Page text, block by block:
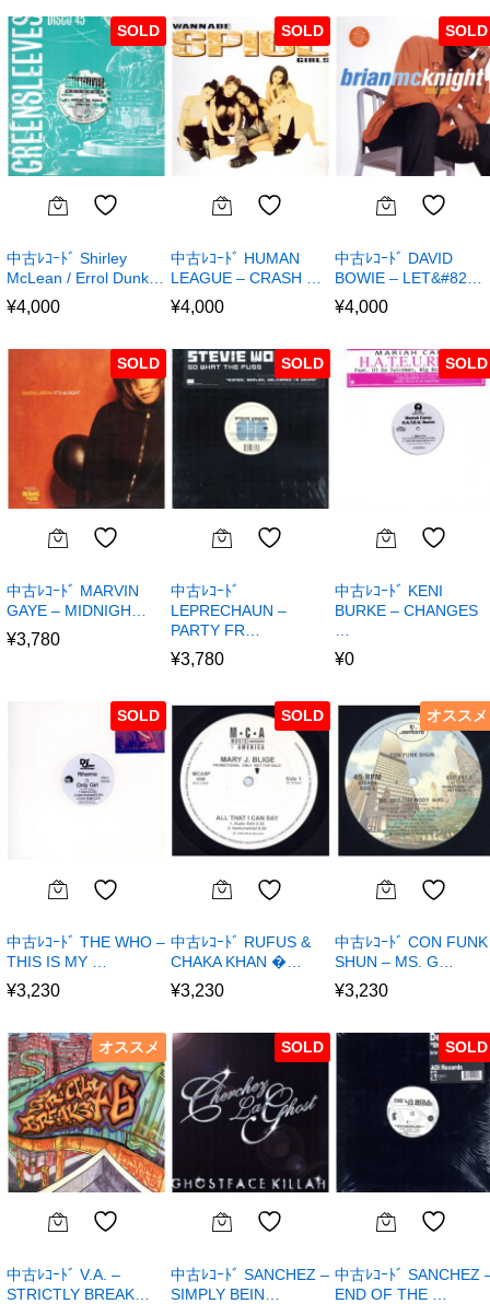
SOLD
中古ﾚｺｰﾄﾞ Shirley
McLean / Errol Dunk…
¥4,000
SOLD
中古ﾚｺｰﾄﾞ HUMAN
LEAGUE – CRASH …
¥4,000
SOLD
中古ﾚｺｰﾄﾞ DAVID
BOWIE – LET&#82…
¥4,000
SOLD
中古ﾚｺｰﾄﾞ MARVIN
GAYE – MIDNIGH…
¥3,780
SOLD
中古ﾚｺｰﾄﾞ
LEPRECHAUN –
PARTY FR…
¥3,780
SOLD
中古ﾚｺｰﾄﾞ KENI
BURKE – CHANGES
¥0
SOLD
中古ﾚｺｰﾄﾞ THE WHO –
THIS IS MY …
¥3,230
SOLD
中古ﾚｺｰﾄﾞ RUFUS &
CHAKA KHAN �…
¥3,230
オススメ
中古ﾚｺｰﾄﾞ CON FUNK
SHUN – MS. G…
¥3,230
オススメ
中古ﾚｺｰﾄﾞ V.A. –
STRICTLY BREAK…
SOLD
中古ﾚｺｰﾄﾞ SANCHEZ –
SIMPLY BEIN…
SOLD
中古ﾚｺｰﾄﾞ SANCHEZ
END OF THE …